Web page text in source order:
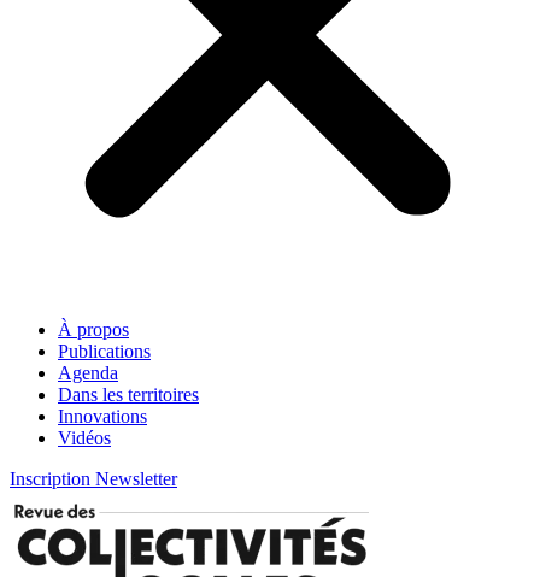
À propos
Publications
Agenda
Dans les territoires
Innovations
Vidéos
Inscription Newsletter